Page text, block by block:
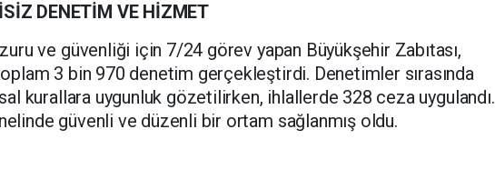
DENETİM VE HİZMET
ve güvenliği için 7/24 görev yapan Büyükşehir Zabıtası,
3 bin 970 denetim gerçekleştirdi. Denetimler sırasında
kurallara uygunluk gözetilirken, ihlallerde 328 ceza uygulandı.
güvenli ve düzenli bir ortam sağlanmış oldu.